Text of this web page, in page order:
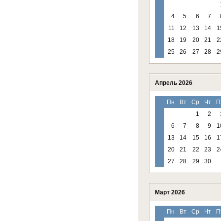
4
5 6 7
11
12 13 14
18
19 20 21
25
26 27 28
Апрель 2026
Пн Вт Ср Чт
1
2
6
7 8 9
13
14 15 16
20
21 22 23
27
28 29 30
Март 2026
Пн Вт Ср Чт